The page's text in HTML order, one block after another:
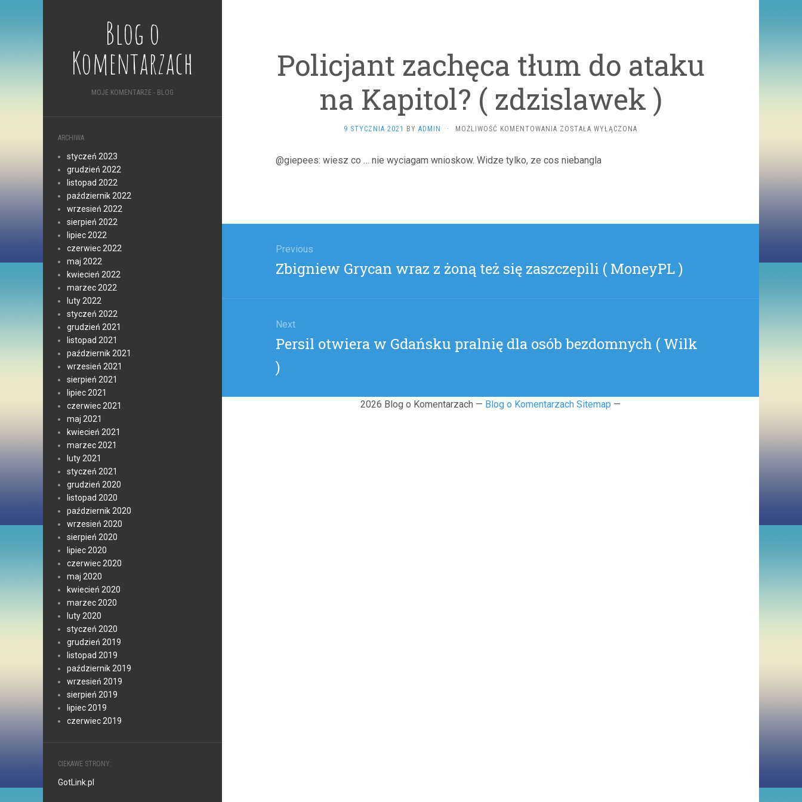
Blog o
Komentarzach
MOJE KOMENTARZE - BLOG
ARCHIWA
styczeń 2023
grudzień 2022
listopad 2022
październik 2022
wrzesień 2022
sierpień 2022
lipiec 2022
czerwiec 2022
maj 2022
kwiecień 2022
marzec 2022
luty 2022
styczeń 2022
grudzień 2021
listopad 2021
październik 2021
wrzesień 2021
sierpień 2021
lipiec 2021
czerwiec 2021
maj 2021
kwiecień 2021
marzec 2021
luty 2021
styczeń 2021
grudzień 2020
listopad 2020
październik 2020
wrzesień 2020
sierpień 2020
lipiec 2020
czerwiec 2020
maj 2020
kwiecień 2020
marzec 2020
luty 2020
styczeń 2020
grudzień 2019
listopad 2019
październik 2019
wrzesień 2019
sierpień 2019
lipiec 2019
czerwiec 2019
CIEKAWE STRONY:
GotLink.pl
Policjant zachęca tłum do ataku
na Kapitol? ( zdzislawek )
9 STYCZNIA 2021 BY ADMIN · MOŻLIWOŚĆ KOMENTOWANIA POLICJANT
DO
ZOSTAŁA WYŁĄCZONA
@giepees: wiesz co … nie wyciagam wnioskow. Widze tylko, ze cos niebangla
Previous
Previous
Zbigniew Grycan wraz z żoną też się zaszczepili ( MoneyPL )
Next
Next
Persil otwiera w Gdańsku pralnię dla osób bezdomnych ( Wilk
)
2026 Blog o Komentarzach — Blog o Komentarzach Sitemap —